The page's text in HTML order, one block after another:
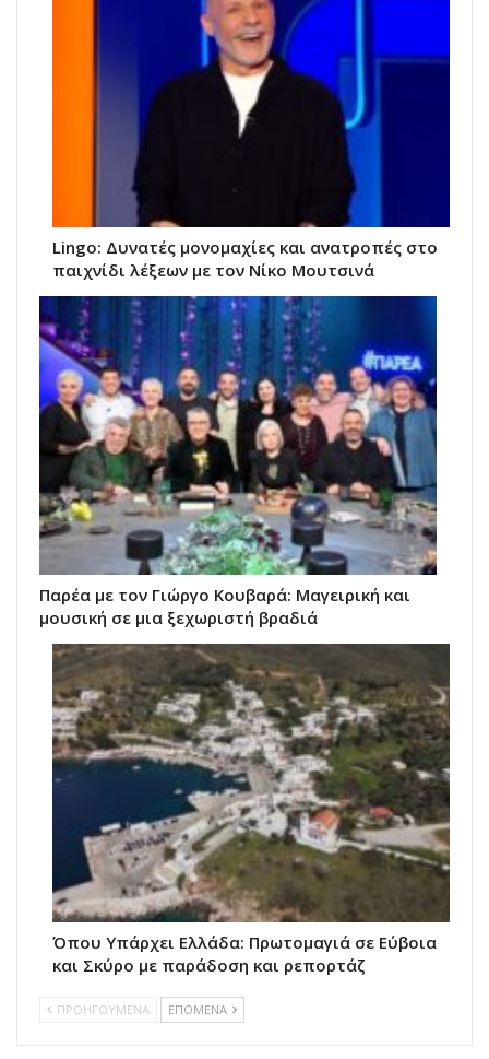
Lingo: Δυνατές μονομαχίες και ανατροπές στο
παιχνίδι λέξεων με τον Νίκο Μουτσινά
Παρέα με τον Γιώργο Κουβαρά: Μαγειρική και
μουσική σε μια ξεχωριστή βραδιά
Όπου Υπάρχει Ελλάδα: Πρωτομαγιά σε Εύβοια
και Σκύρο με παράδοση και ρεπορτάζ
ΠΡΟΗΓΟΥΜΕΝΑ ΕΠΟΜΕΝΑ